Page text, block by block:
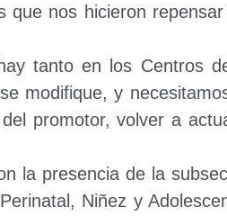
que nos hicieron
tanto en los Centros
modifique, y
promotor, volver a
la presencia de la
Niñez y